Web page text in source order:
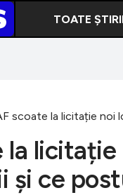
TOATE
scoate la licitație noi
la
și ce